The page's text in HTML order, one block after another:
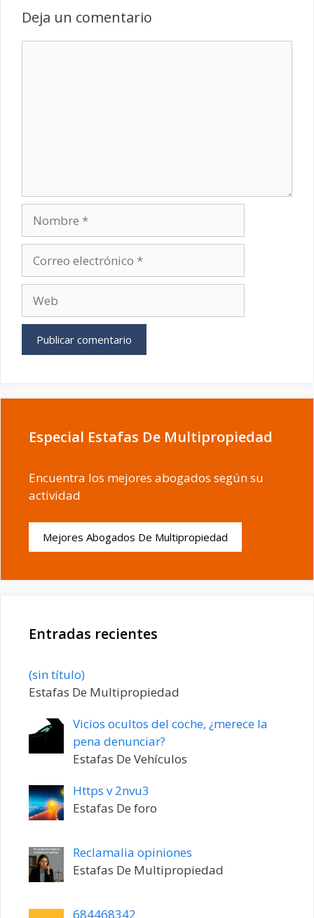
Deja un comentario
electrónico
Especial Estafas De Multipropiedad
Encuentra los mejores abogados según su
actividad
Mejores Abogados De Multipropiedad
Entradas recientes
(sin título)Entrada
20198
Estafas De Multipropiedad
Vicios ocultos del coche, ¿merece la
pena denunciar?
Estafas De Vehículos
Https v 2nvu3
Estafas De foro
Reclamalia opiniones
Estafas De Multipropiedad
684468342